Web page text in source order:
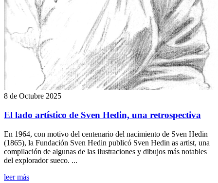
8 de Octubre 2025
El lado artístico de Sven Hedin, una retrospectiva
En 1964, con motivo del centenario del nacimiento de Sven Hedin
(1865), la Fundación Sven Hedin publicó Sven Hedin as artist, una
compilación de algunas de las ilustraciones y dibujos más notables
del explorador sueco. ...
leer más